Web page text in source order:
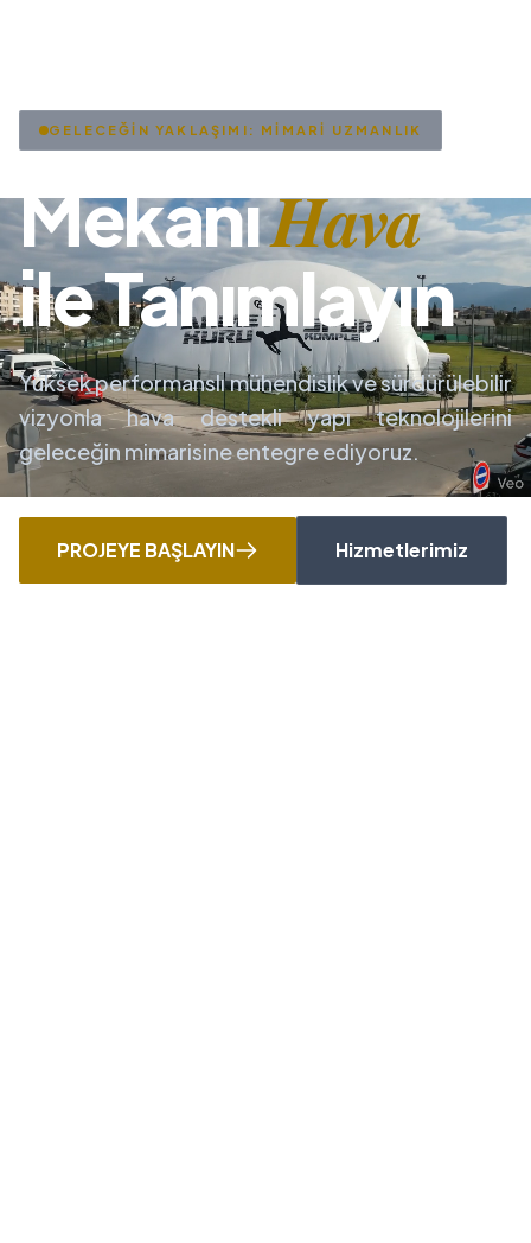
GELECEĞİN YAKLAŞIMI: MİMARİ UZMANLIK
MekanıHava
ile Tanımlayın
Yüksek performanslı mühendislik ve sürdürülebilir
vizyonla hava destekli yapı teknolojilerini
geleceğin mimarisine entegre ediyoruz.
PROJEYE BAŞLAYIN Hizmetlerimiz